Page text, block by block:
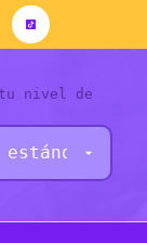
nivel de